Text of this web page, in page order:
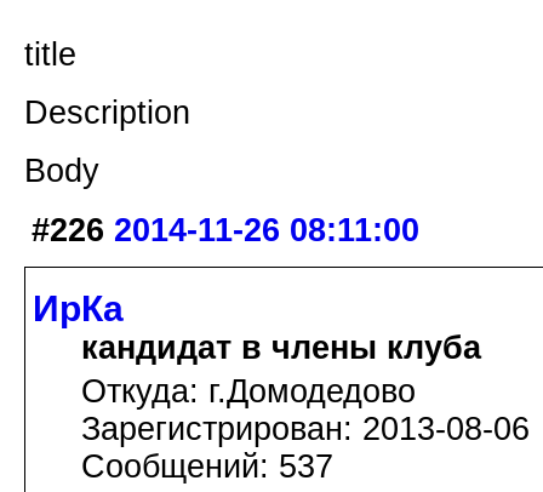
title
Description
Body
#226 2014-11-26 08:11:00
ИрКа
кандидат в члены клуба
Откуда: г.Домодедово
Зарегистрирован: 2013-08-06
Сообщений: 537